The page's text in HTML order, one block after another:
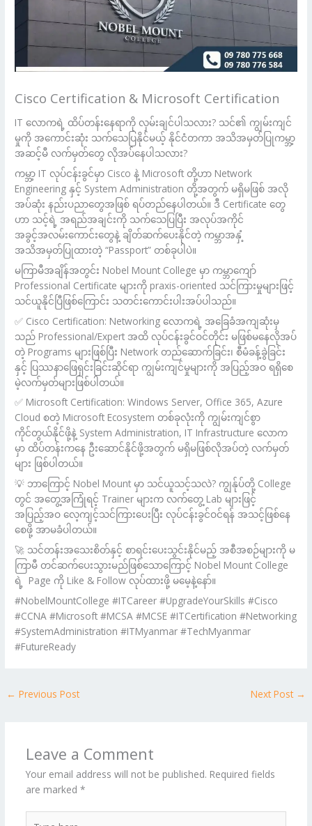
Cisco Certification & Microsoft Certification
IT လောကရဲ့ ထိပ်တန်းနေရာကို လှမ်းချင်ပါသလား? သင်၏ ကျွမ်းကျင်
မှုကို အကောင်းဆုံး သက်သေပြနိုင်မယ့် နိုင်ငံတကာ အသိအမှတ်ပြုကမ္ဘာ့
အဆင့်မီ လက်မှတ်တွေ လိုအပ်နေပါသလား?
ကမ္ဘာ့ IT လုပ်ငန်းခွင်မှာ Cisco နဲ့ Microsoft တို့ဟာ Network
Engineering နှင့် System Administration တို့အတွက် မရှိမဖြစ် အလို
အပ်ဆုံး နည်းပညာတွေအဖြစ် ရပ်တည်နေပါတယ်။ ဒီ Certificate တွေ
ဟာ သင့်ရဲ့ အရည်အချင်းကို သက်သေပြပြီး အလုပ်အကိုင်
အခွင့်အလမ်းကောင်းတွေနဲ့ ချိတ်ဆက်ပေးနိုင်တဲ့ ကမ္ဘာအနှံ့
အသိအမှတ်ပြုထားတဲ့ “Passport” တစ်ခုပါပဲ။
မကြာမီအချိန်အတွင်း Nobel Mount College မှာ ကမ္ဘာကျော်
Professional Certificate များကို praxis-oriented သင်ကြားမှုများဖြင့်
သင်ယူနိုင်ပြီဖြစ်ကြောင်း သတင်းကောင်းပါးအပ်ပါသည်။
✅ Cisco Certification: Networking လောကရဲ့ အခြေခံအကျဆုံးမှ
သည် Professional/Expert အထိ လုပ်ငန်းခွင်ဝင်တိုင်း မဖြစ်မနေလိုအပ်
တဲ့ Programs များဖြစ်ပြီး Network တည်ဆောက်ခြင်း၊ စီမံခန့်ခွဲခြင်း
နှင့် ပြဿနာဖြေရှင်းခြင်းဆိုင်ရာ ကျွမ်းကျင်မှုများကို အပြည့်အဝ ရရှိစေ
မဲ့လက်မှတ်များဖြစ်ပါတယ်။
✅ Microsoft Certification: Windows Server, Office 365, Azure
Cloud စတဲ့ Microsoft Ecosystem တစ်ခုလုံးကို ကျွမ်းကျင်စွာ
ကိုင်တွယ်နိုင်ဖို့နဲ့ System Administration, IT Infrastructure လောက
မှာ ထိပ်တန်းကနေ ဦးဆောင်နိုင်ဖို့အတွက် မရှိမဖြစ်လိုအပ်တဲ့ လက်မှတ်
များ ဖြစ်ပါတယ်။
💡 ဘာကြောင့် Nobel Mount မှာ သင်ယူသင့်သလဲ? ကျွန်ုပ်တို့ College
တွင် အတွေ့အကြုံရင့် Trainer များက လက်တွေ့ Lab များဖြင့်
အပြည့်အဝ လေ့ကျင့်သင်ကြားပေးပြီး လုပ်ငန်းခွင်ဝင်ရန် အသင့်ဖြစ်နေ
စေဖို့ အာမခံပါတယ်။
🚀 သင်တန်းအသေးစိတ်နှင့် စာရင်းပေးသွင်းနိုင်မည့် အစီအစဉ်များကို မ
ကြာမီ တင်ဆက်ပေးသွားမည်ဖြစ်သောကြောင့် Nobel Mount College
ရဲ့ Page ကို Like & Follow လုပ်ထားဖို့ မမေ့နဲ့နော်။
#NobelMountCollege #ITCareer #UpgradeYourSkills #Cisco
#CCNA #Microsoft #MCSA #MCSE #ITCertification #Networking
#SystemAdministration #ITMyanmar #TechMyanmar
#FutureReady
← Previous Post Next Post →
Leave a Comment
Your email address will not be published. Required fields
are marked *